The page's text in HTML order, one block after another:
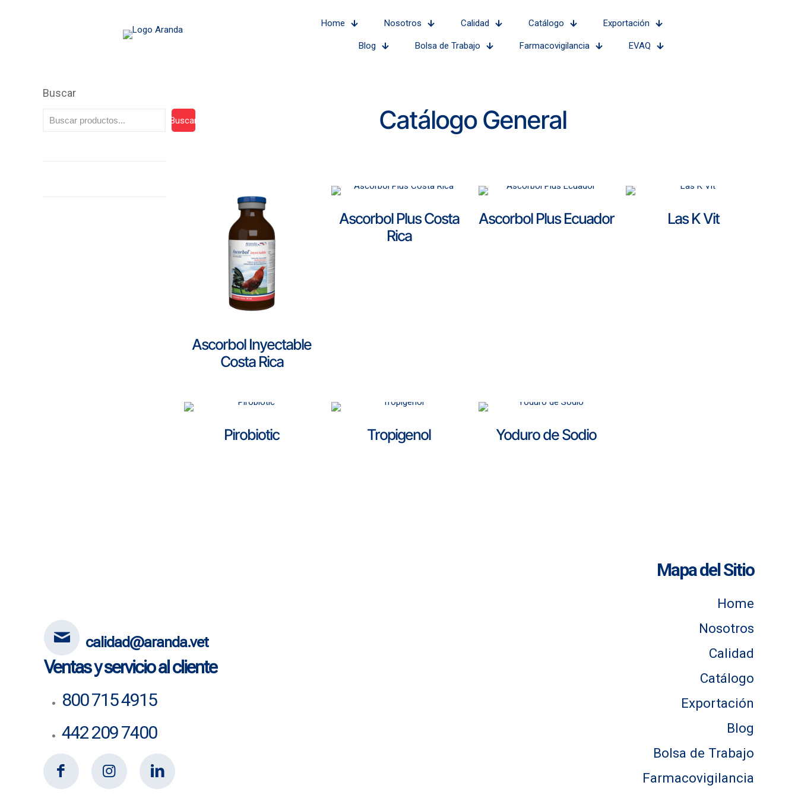
Home Nosotros Calidad Catálogo Exportación
Blog Bolsa de Trabajo Farmacovigilancia EVAQ
Catálogo General
Ascorbol Inyectable
Costa Rica
Ascorbol Plus Costa
Rica
Ascorbol Plus Ecuador Las K Vit
Pirobiotic Tropigenol Yoduro de Sodio
Buscar
Buscar
calidad@aranda.vet
Ventas y servicio al cliente
800 715 4915
442 209 7400
Mapa del Sitio
Home
Nosotros
Calidad
Catálogo
Exportación
Blog
Bolsa de Trabajo
Farmacovigilancia